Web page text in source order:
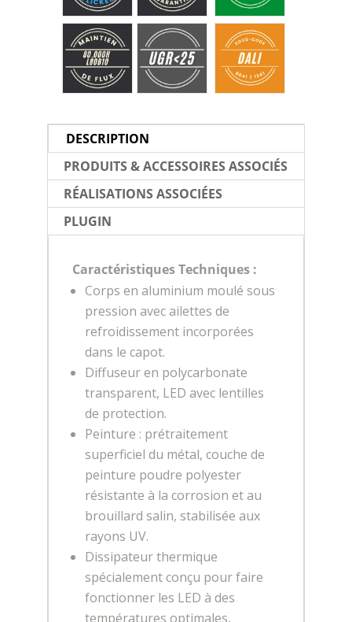
DESCRIPTION
PRODUITS & ACCESSOIRES ASSOCIÉS
RÉALISATIONS ASSOCIÉES
PLUGIN
Caractéristiques Techniques :
Corps en aluminium moulé sous
pression avec ailettes de
refroidissement incorporées
dans le capot.
Diffuseur en polycarbonate
transparent, LED avec lentilles
de protection.
Peinture : prétraitement
superficiel du métal, couche de
peinture poudre polyester
résistante à la corrosion et au
brouillard salin, stabilisée aux
rayons UV.
Dissipateur thermique
spécialement conçu pour faire
fonctionner les LED à des
températures optimales,